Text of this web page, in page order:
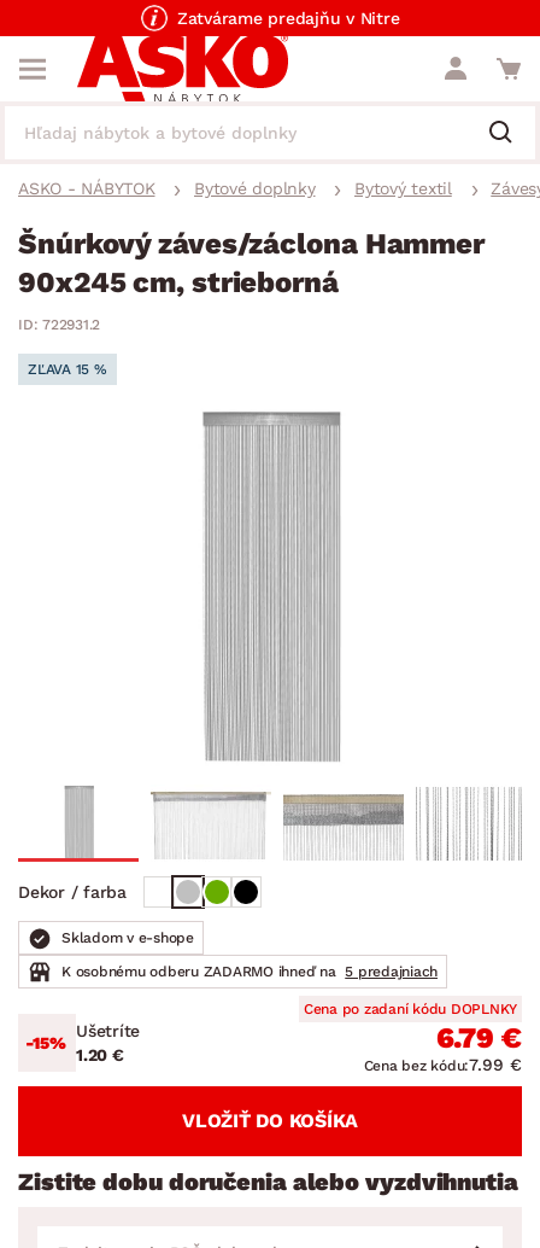
Zatvárame predajňu v Nitre
ASKO - NÁBYTOK Bytové doplnky Bytový textil
Šnúrkový záves/záclona Hammer
90x245 cm, strieborná
ID: 722931.2
ZĽAVA 15 %
Dekor / farba
Skladom v e-shope
K osobnému odberu ZADARMO ihneď na 5 predajniach
-15%
Ušetríte
1.20 €
Cena po zadaní kódu DOPLNKY
6.79 €
Cena bez kódu:7.99 €
VLOŽIŤ DO KOŠÍKA
Zistite dobu doručenia alebo vyzdvihnutia